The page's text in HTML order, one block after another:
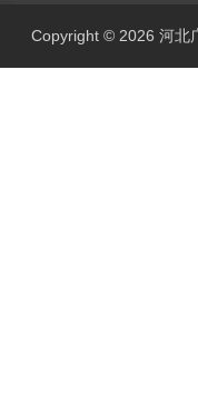
Copyright © 2026 河北